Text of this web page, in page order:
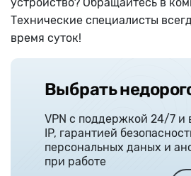
Технические специалисты
время суток!
Выбрать
VPN с поддержкой 24/7 и
IP, гарантией
персональных даных и
при работе